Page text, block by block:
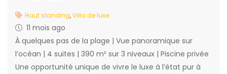
Haut standing,Villa de luxe
11 mois ago
À quelques pas de la plage | Vue panoramique sur
l’océan | 4 suites | 390 m² sur 3 niveaux | Piscine privée
Une opportunité unique de vivre le luxe à l’état pur à